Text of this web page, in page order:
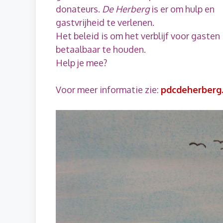
donateurs. De Herbergis er om hulp en
gastvrijheid te verlenen.
Het beleid is om het verblijf voor gasten
betaalbaar te houden.
Help je mee?
Voor meer informatie zie: